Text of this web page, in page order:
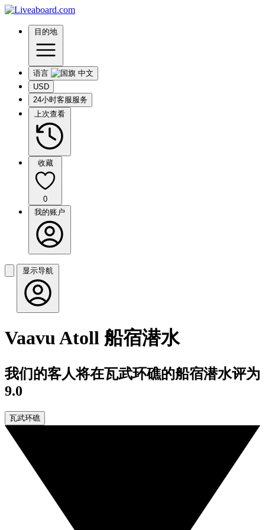
目的地
语言
USD
24小时客服服务
上次查看
收藏
0
我的账户
显示导航
Vaavu Atoll 船宿潜水
我们的客人将在瓦武环礁的船宿潜水评为
9.0
瓦武环礁